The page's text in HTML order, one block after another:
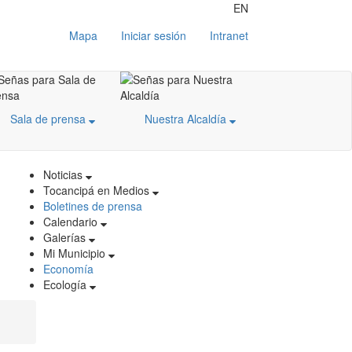
EN
Mapa
Iniciar sesión Intranet
Sala de prensa Nuestra Alcaldía
Noticias
Tocancipá en Medios
Boletines de prensa
Calendario
Galerías
Mi Municipio
Economía
Ecología